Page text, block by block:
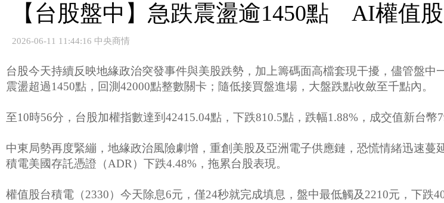
【台股盤中】急跌震盪逾1450點 AI權值
2026-06-11 11:44:16 中央商情
台股今天持續反映地緣政治突發事件與美股跌勢，加上籌碼面高檔套現干擾，儘管盤
震盪超過1450點，回測42000點整數關卡；隨低接買盤進場，大盤跌點收斂至千點內。
至10時56分，台股加權指數達到42415.04點，下跌810.5點，跌幅1.88%，成交值新台幣
中東局勢再度緊繃，地緣政治風險劇增，重創美股及亞洲電子供應鏈，恐慌情緒迅速
積電美國存託憑證（ADR）下跌4.48%，拖累台股表現。
權值股台積電（2330）今天除息6元，僅24秒就完成填息，盤中最低觸及2210元，下跌